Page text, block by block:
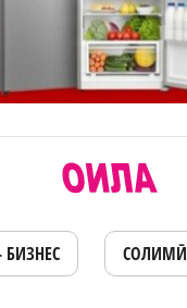
СОЛИМӢ